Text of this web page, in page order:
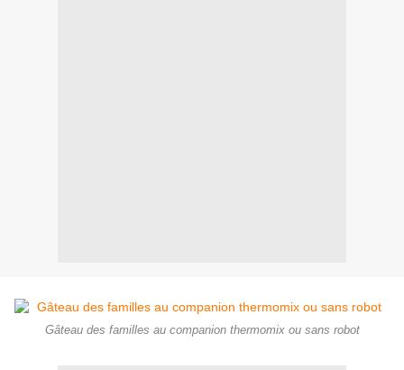
Gâteau des familles au companion thermomix ou sans robot